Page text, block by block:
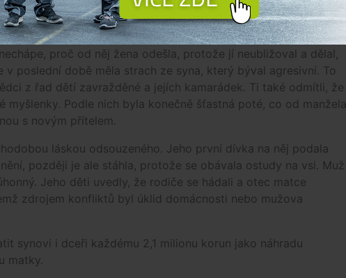
spadnout ze schodů pětkrát, aby utrpěla taková zranění,
proč od něj žena odešla, protože jí neubližoval a dělal,
v poslední době měla strach ze syna, který býval agresivní. To
z řad dětí zavražděné a jejích kamarádek. Ti také odmítli, že
myšlenky. Podle nich byla konečně šťastná poté, co od manžela
s novým přítelem.
láskou odsouzeného. Jeho první dívka na něj podala
později je ale stáhla, protože se obávala ostudy na vsi. Muž
Jeho děti uvedly, že rodiče se hádali a otec matce
zdrojem konfliktů byl úklid domácnosti nebo mužova
synovi i dceři každému 2,1 milionu korun jako náhradu
matky.